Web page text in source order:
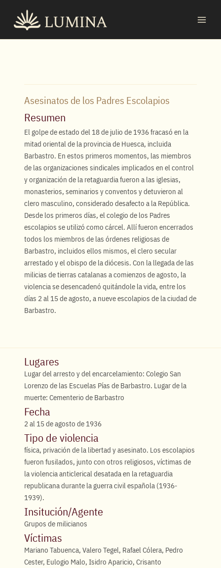
contenido
Asesinatos de los Padres Escolapios
Resumen
El golpe de estado del 18 de julio de 1936 fracasó en la
mitad oriental de la provincia de Huesca, incluida
Barbastro. En estos primeros momentos, las miembros
de las organizaciones sindicales implicados en el control
y organización de la retaguardia fueron a las iglesias,
monasterios, seminarios y conventos y detuvieron al
clero masculino, considerado desafecto a la República.
Desde los primeros días, el colegio de los Padres
escolapios se utilizó como cárcel. Allí fueron encerrados
todos los miembros de las órdenes religiosas de
Barbastro, incluidos ellos mismos, el clero secular
arrestado y el obispo de la diócesis. Con la llegada de las
milicias de tierras catalanas a comienzos de agosto, la
violencia se desencadenó quitándole la vida, entre los
días 2 al 15 de agosto, a nueve escolapios de la ciudad de
Barbastro.
Lugares
Lugar del arresto y del encarcelamiento: Colegio San
Lorenzo de las Escuelas Pías de Barbastro. Lugar de la
muerte: Cementerio de Barbastro
Fecha
2 al 15 de agosto de 1936
Tipo de violencia
física, privación de la libertad y asesinato. Los escolapios
fueron fusilados, junto con otros religiosos, víctimas de
la violencia anticlerical desatada en la retaguardia
republicana durante la guerra civil española (1936-
1939).
Insitución/Agente
Grupos de milicianos
Víctimas
Mariano Tabuenca, Valero Tegel, Rafael Cólera, Pedro
Cester, Eulogio Malo, Isidro Aparicio, Crisanto